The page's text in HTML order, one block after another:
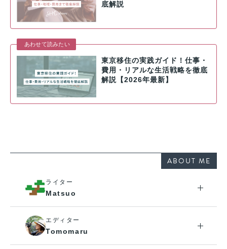
底解説
あわせて読みたい
東京移住の実践ガイド！仕事・
費用・リアルな生活戦略を徹底
解説【2026年最新】
ABOUT ME
ライター
Matsuo
エディター
Tomomaru